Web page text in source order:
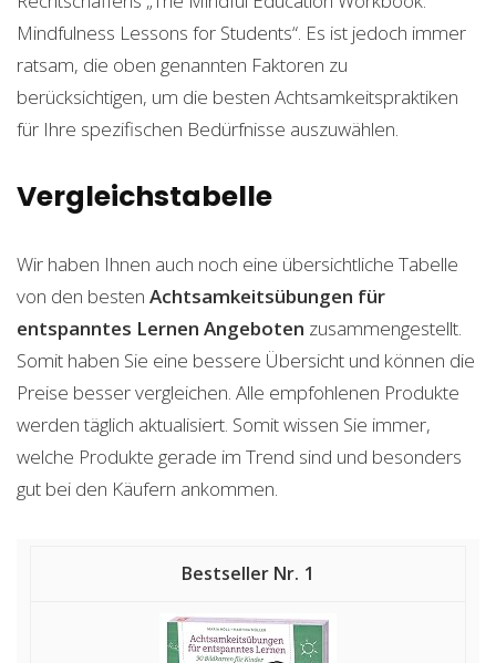
Mindfulness Lessons for Students“. Es ist jedoch immer
ratsam, die oben genannten Faktoren zu
berücksichtigen, um die besten Achtsamkeitspraktiken
für Ihre spezifischen Bedürfnisse auszuwählen.
Vergleichstabelle
Wir haben Ihnen auch noch eine übersichtliche Tabelle
von den besten Achtsamkeitsübungen für
entspanntes Lernen Angeboten zusammengestellt.
Somit haben Sie eine bessere Übersicht und können die
Preise besser vergleichen. Alle empfohlenen Produkte
werden täglich aktualisiert. Somit wissen Sie immer,
welche Produkte gerade im Trend sind und besonders
gut bei den Käufern ankommen.
1